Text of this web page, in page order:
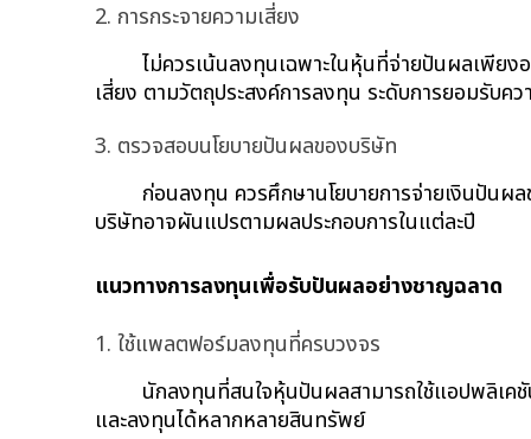
2. การกระจายความเสี่ยง
ไม่ควรเน้นลงทุนเฉพาะในหุ้นที่จ่ายปันผลเพีย
เสี่ยง ตามวัตถุประสงค์การลงทุน ระดับการยอมรับ
3. ตรวจสอบนโยบายปันผลของบริษัท
ก่อนลงทุน ควรศึกษานโยบายการจ่ายเงินปันผ
บริษัทอาจผันแปรตามผลประกอบการในแต่ละปี
แนวทางการลงทุนเพื่อรับปันผลอย่างชาญฉลาด
1. ใช้แพลตฟอร์มลงทุนที่ครบวงจร
นักลงทุนที่สนใจหุ้นปันผลสามารถใช้แอปพลิเค
และลงทุนได้หลากหลายสินทรัพย์